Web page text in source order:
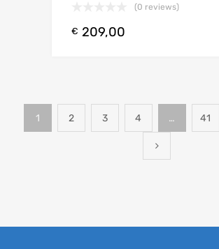
(0 reviews)
€ 209,00
1 2 3 4 … 41